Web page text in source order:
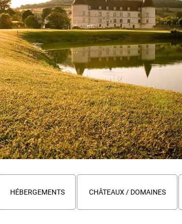
HÉBERGEMENTS CHÂTEAUX / DOMAINES